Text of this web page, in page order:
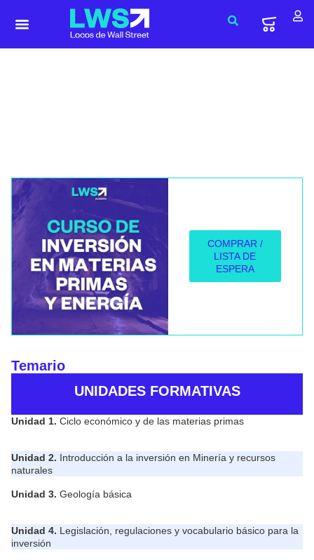
COMPRAR /
LISTA DE
ESPERA
Temario
UNIDADES FORMATIVAS
Unidad 1. Ciclo económico y de las materias primas
Unidad 2. Introducción a la inversión en Minería y recursos
naturales
Unidad 3. Geología básica
Unidad 4. Legislación, regulaciones y vocabulario básico para la
inversión